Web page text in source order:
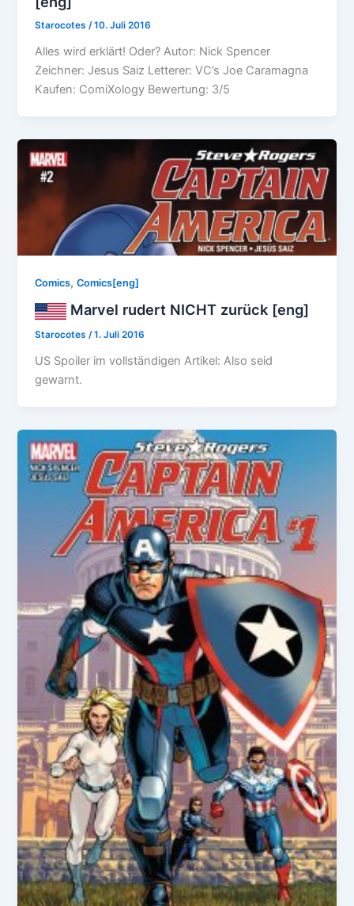
Starocotes/10. Juli 2016
Alles wird erklärt! Oder? Autor: Nick Spencer
Zeichner: Jesus Saiz Letterer: VC’s Joe Caramagna
Kaufen: ComiXology Bewertung: 3/5
Comics,Comics[eng]
Marvel rudert NICHT zurück [eng]
Starocotes /1. Juli 2016
US Spoiler im vollständigen Artikel: Also seid
gewarnt.